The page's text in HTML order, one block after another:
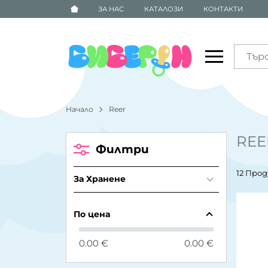
ЗА НАС КАТАЛОЗИ КОНТАКТИ
Начало Reer
12
Филтри
За Хранене
По цена
0.00 € 0.00 €